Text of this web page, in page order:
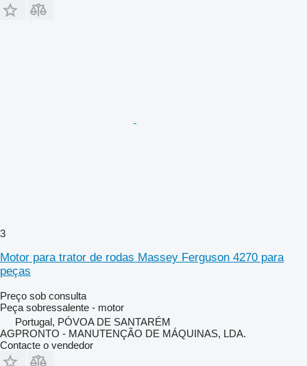
3
Motor para trator de rodas Massey Ferguson 4270 para
peças
Preço sob consulta
Peça sobressalente - motor
Portugal, PÓVOA DE SANTARÉM
AGPRONTO - MANUTENÇÃO DE MÁQUINAS, LDA.
Contacte o vendedor